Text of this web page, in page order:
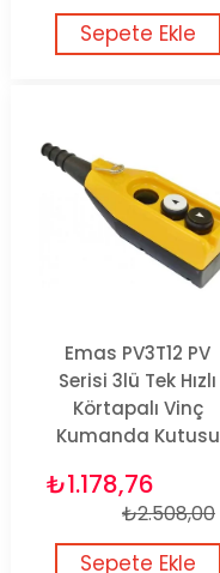
Sepete Ekle
Emas PV3T12 PV
Serisi 3lü Tek Hızlı
Körtapalı Vinç
Kumanda Kutusu
₺1.178,76
₺2.508,00
Sepete Ekle